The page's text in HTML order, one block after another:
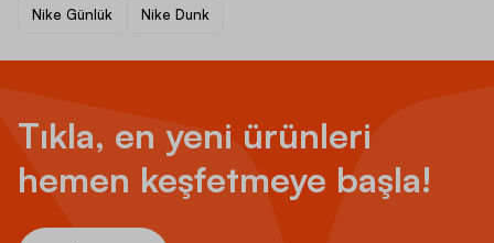
Nike Günlük Nike Dunk
Tıkla, en yeni ürünleri
hemen keşfetmeye başla!